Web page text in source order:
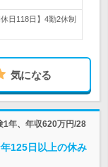
日118日】4勤2休制
気になる
1年、年収620万円/28
125日以上の休み